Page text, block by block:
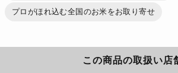
プロがほれ込む全国のお米をお取り寄せ
この商品の取扱い店